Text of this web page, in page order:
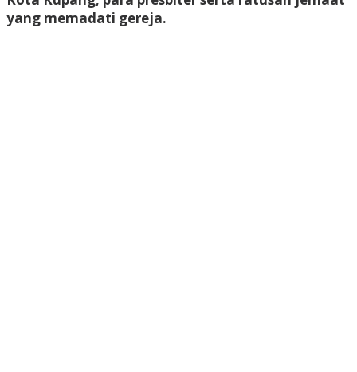
yang memadati gereja.